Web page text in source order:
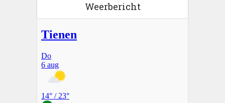
Weerbericht